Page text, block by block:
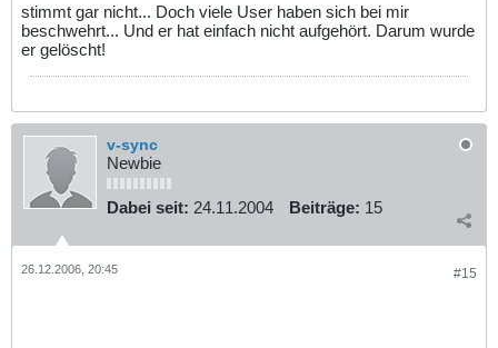
stimmt gar nicht... Doch viele User haben sich bei mir
beschwehrt... Und er hat einfach nicht aufgehört. Darum wurde
er gelöscht!
v-sync
Newbie
Dabei seit: 24.11.2004 Beiträge: 15
#15
26.12.2006, 20:45